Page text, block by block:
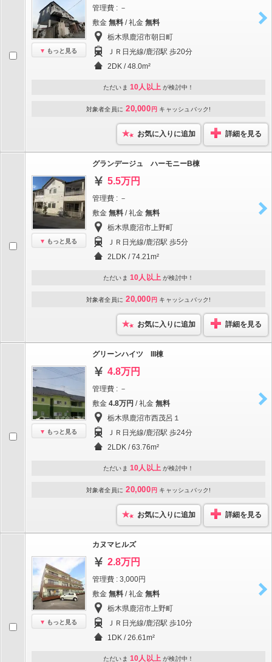
もっと見る
管理費 : －
敷金 無料 / 礼金 無料
栃木県鹿沼市朝日町
ＪＲ日光線/鹿沼駅 歩20分
2DK / 48.0m²
ただいま 10人以上 が検討中！
対象者全員に 20,000 円 キャッシュバック!
お気に入りに追加 詳細を見る
もっと見る
グランデージュ ハーモニーB棟
5.5万円
管理費 : －
敷金 無料 / 礼金 無料
栃木県鹿沼市上野町
ＪＲ日光線/鹿沼駅 歩5分
2LDK / 74.21m²
ただいま 10人以上 が検討中！
対象者全員に 20,000 円 キャッシュバック!
お気に入りに追加 詳細を見る
もっと見る
グリーンハイツ III棟
4.8万円
管理費 : －
敷金 4.8万円 / 礼金 無料
栃木県鹿沼市西茂呂１
ＪＲ日光線/鹿沼駅 歩24分
2LDK / 63.76m²
ただいま 10人以上 が検討中！
対象者全員に 20,000 円 キャッシュバック!
お気に入りに追加 詳細を見る
もっと見る
カヌマヒルズ
2.8万円
管理費 : 3,000円
敷金 無料 / 礼金 無料
栃木県鹿沼市上野町
ＪＲ日光線/鹿沼駅 歩10分
1DK / 26.61m²
ただいま 10人以上 が検討中！